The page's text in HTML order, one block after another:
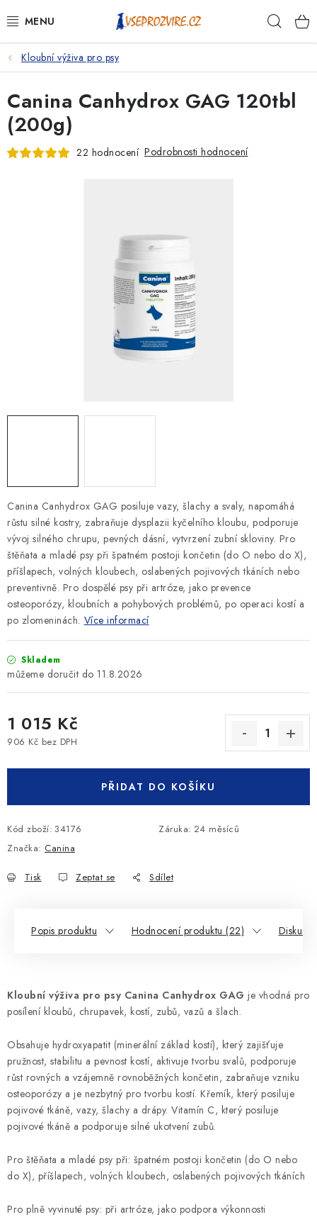
na
PSI
KOČKY
KONĚ
KRÁLÍCI/HLODAVCI/PTÁCI
Podmínky ochrany osobních údajů
Kloubní výživa pro psy
Canina Canhydrox GAG posiluje vazy, šlachy a svaly, napomáhá
růstu silné kostry, zabraňuje dysplazii kyčelního kloubu, podporuje
vývoj silného chrupu, pevných dásní, vytvrzení zubní skloviny. Pro
štěňata a mladé psy při špatném postoji končetin (do O nebo do X),
příšlapech, volných kloubech, oslabených pojivových tkáních nebo
preventivně. Pro dospělé psy při artróze, jako prevence
osteoporózy, kloubních a pohybových problémů, po operaci kostí a
po zlomeninách. Více informací
Skladem
11.8.2026
1 015 Kč
906 Kč bez DPH
PŘIDAT DO KOŠÍKU
Kód zboží: 34176 Záruka: 24 měsíců
Značka: Canina
Tisk Zeptat se Sdílet
Canina Canhydrox GAG 120tbl
(200g)
22 hodnocení Podrobnosti hodnocení
Popis produktu Hodnocení produktu (22) Diskuze
Kloubní výživa pro psy Canina Canhydrox GAG je vhodná pro
posílení kloubů, chrupavek, kostí, zubů, vazů a šlach.
Obsahuje hydroxyapatit (minerální základ kostí), který zajišťuje
pružnost, stabilitu a pevnost kostí, aktivuje tvorbu svalů, podporuje
růst rovných a vzájemně rovnoběžných končetin, zabraňuje vzniku
osteoporózy a je nezbytný pro tvorbu kostí. Křemík, který posiluje
pojivové tkáně, vazy, šlachy a drápy. Vitamín C, který posiluje
pojivové tkáně a podporuje silné ukotvení zubů.
Pro štěňata a mladé psy při: špatném postoji končetin (do O nebo
do X), příšlapech, volných kloubech, oslabených pojivových tkáních
Pro plně vyvinuté psy: při artróze, jako podpora výkonnosti